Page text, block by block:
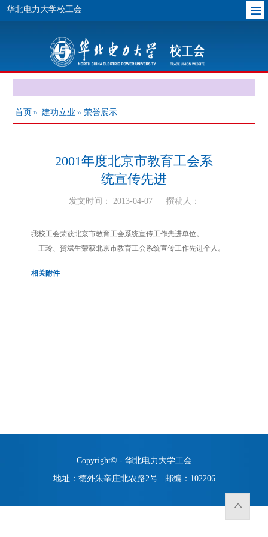
华北电力大学校工会
首页 » 建功立业 » 荣誉展示
2001年度北京市教育工会系
统宣传先进
发文时间： 2013-04-07 撰稿人：
我校工会荣获北京市教育工会系统宣传工作先进单位。
王玲、贺斌生荣获北京市教育工会系统宣传工作先进个人。
相关附件
Copyright© - 华北电力大学工会
地址：德外朱辛庄北农路2号 邮编：102206